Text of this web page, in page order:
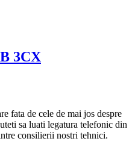
3CX
fata de cele de mai jos despre
sa luati legatura telefonic din
consilierii nostri tehnici.